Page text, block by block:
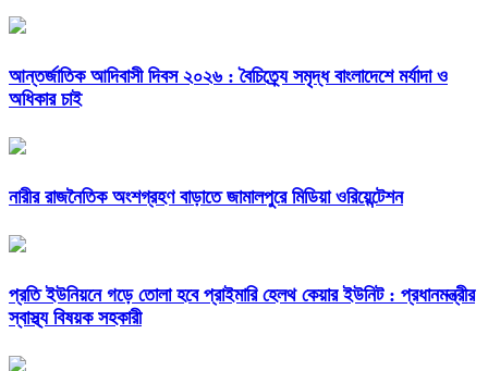
আন্তর্জাতিক আদিবাসী দিবস ২০২৬ : বৈচিত্র্যে সমৃদ্ধ বাংলাদেশে মর্যাদা ও
অধিকার চাই
নারীর রাজনৈতিক অংশগ্রহণ বাড়াতে জামালপুরে মিডিয়া ওরিয়েন্টেশন
প্রতি ইউনিয়নে গড়ে তোলা হবে প্রাইমারি হেলথ কেয়ার ইউনিট : প্রধানমন্ত্রীর
স্বাস্থ্য বিষয়ক সহকারী